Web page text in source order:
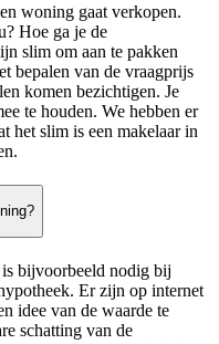
woning gaat verkopen.
Hoe ga je de
slim om aan te pakken
bepalen van de vraagprijs
komen bezichtigen. Je
te houden. We hebben er
het slim is een makelaar in
bijvoorbeeld nodig bij
Er zijn op internet
idee van de waarde te
schatting van de